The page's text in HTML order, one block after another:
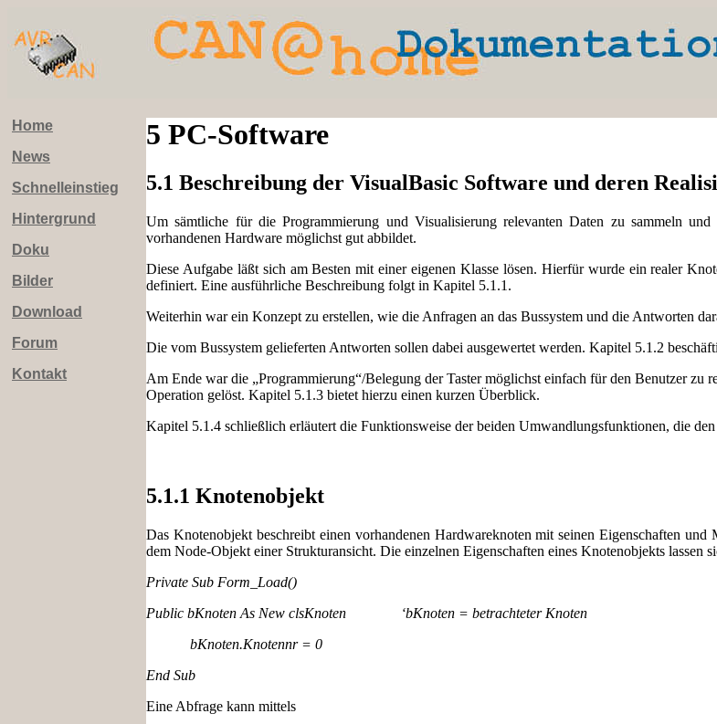
Home
News
Schnelleinstieg
Hintergrund
Doku
Bilder
Download
Forum
Kontakt
5 PC-Software
5.1 Beschreibung der VisualBasic Software und deren
Um sämtliche für die Programmierung und Visualisierung relevanten Daten zu sammeln
vorhandenen Hardware möglichst gut abbildet.
Diese Aufgabe läßt sich am Besten mit einer eigenen Klasse lösen. Hierfür wurde ein realer
definiert. Eine ausführliche Beschreibung folgt in Kapitel 5.1.1.
Weiterhin war ein Konzept zu erstellen, wie die Anfragen an das Bussystem und die Antworten
Die vom Bussystem gelieferten Antworten sollen dabei ausgewertet werden. Kapitel 5.1.2
Am Ende war die „Programmierung“/Belegung der Taster möglichst einfach für den Benutzer
Operation gelöst. Kapitel 5.1.3 bietet hierzu einen kurzen Überblick.
Kapitel 5.1.4 schließlich erläutert die Funktionsweise der beiden Umwandlungsfunktionen, die
5.1.1 Knotenobjekt
Das Knotenobjekt beschreibt einen vorhandenen Hardwareknoten mit seinen Eigenschaften und
dem Node-Objekt einer Strukturansicht. Die einzelnen Eigenschaften eines Knotenobjekts lassen
Private Sub Form_Load()
Public bKnoten As New clsKnoten ‘bKnoten = betrachteter Knoten
bKnoten.Knotennr = 0
End Sub
Eine Abfrage kann mittels